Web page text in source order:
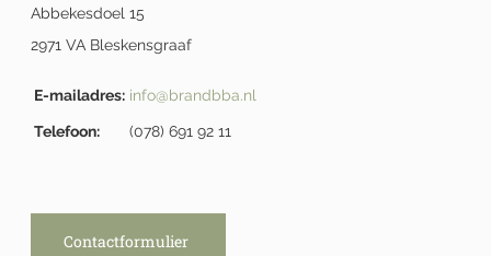
Abbekesdoel 15
2971 VA Bleskensgraaf
E-mailadres: info@brandbba.nl
Telefoon: (078) 691 92 11
Contactformulier